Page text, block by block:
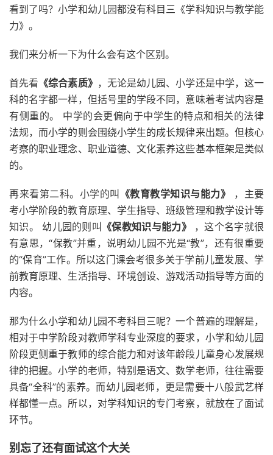
看到了吗？小学和幼儿园都没有科目三《学科知识与教学能
力》。
我们来分析一下为什么会有这个区别。
首先看 《综合素质》 ，无论是幼儿园、小学还是中学，这一
科的名字都一样，但括号里的学段不同，意味着考试内容是
有侧重的。 中学的会更偏向于中学生的特点和相关的法律
法规，而小学的则会围绕小学生的成长规律来出题。但核心
考察的职业理念、职业道德、文化素养这些基本框架是类似
的。
再来看第二科。小学的叫 《教育教学知识与能力》
，主要
考小学阶段的教育原理、学生指导、班级管理和教学设计等
知识。 幼儿园的则叫 《保教知识与能力》
，这个名字就很
有意思，“保教”并重，说明幼儿园不光是“教”，还有很重要
的“保育”工作。所以这门课会考很多关于学前儿童发展、学
前教育原理、生活指导、环境创设、游戏活动指导等方面的
内容。
那为什么小学和幼儿园不考科目三呢？一个普遍的理解是，
相对于中学阶段对教师学科专业深度的要求，小学和幼儿园
阶段更侧重于教师的综合能力和对该年龄段儿童身心发展规
律的把握。小学的老师，特别是语文、数学老师，往往需要
具备“全科”的素养。而幼儿园老师，更是需要十八般武艺样
样都懂一点。所以，对学科知识的专门考察，就放在了面试
环节。
别忘了还有面试这个大关